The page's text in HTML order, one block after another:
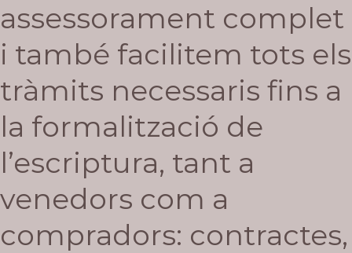
assessorament complet
i també facilitem tots els
tràmits necessaris fins a
la formalització de
l’escriptura, tant a
venedors com a
compradors: contractes,